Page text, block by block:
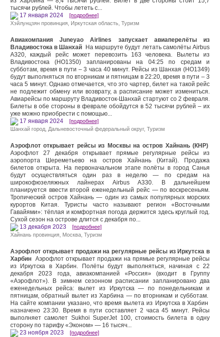
тысячи рублей. Чтобы лететь с...
17 января 2024 [подробнее]
Хэйлунцзян провинция Иркутская область Туризм
Авиакомпания Juneyao Airlines запускает авиаперелёты из
Владивостока в Шанхай На маршруте будут летать самолёты Airbus
А320, каждый рейс может перевозить 163 человека. Вылеты из
Владивостока (НО1350) запланированы на 04:25 по средам и
субботам, время в пути – 3 часа 40 минут. Рейсы из Шанхая (НО1349)
будут выполняться по вторникам и пятницам в 22:20, время в пути – 3
часа 5 минут. Однако отмечается, что это чартер, билет на такой рейс
не подлежит обмену или возврату, а расписание может измениться.
Авиарейсы по маршруту Владивосток-Шанхай стартуют со 2 февраля.
Билеты в обе стороны в феврале обойдутся в 52 тысячи рублей – их
уже можно приобрести с помощью...
17 января 2024 [подробнее]
Шанхай город Дальневосточный федеральный округ, Туризм
Аэрофлот открывает рейсы из Москвы на остров Хайнань (КНР)
Аэрофлот 27 декабря открывает прямые регулярные рейсы из
аэропорта Шереметьево на остров Хайнань (Китай). Продажа
билетов открыта. На первоначальном этапе полёты в город Санья
будут осуществляться один раз в неделю — по средам на
широкофюзеляжных лайнерах Airbus A330. В дальнейшем
планируется ввести второй еженедельный рейс — по воскресеньям.
Тропический остров Хайнань — один из самых популярных морских
курортов Китая. Туристы часто называют регион «Восточными
Гавайями»: тёплая и комфортная погода держится здесь круглый год.
Сухой сезон на острове длится с декабря по...
13 декабря 2023 [подробнее]
Хайнань провинция Москва Туризм
Аэрофлот открывает продажи на регулярные рейсы из Иркутска в
Харбин Аэрофлот открывает продажи на прямые регулярные рейсы
из Иркутска в Харбин. Полёты будут выполняться, начиная с 22
декабря 2023 года, авиакомпанией «Россия» (входит в Группу
«Аэрофлот»). В зимнем сезонном расписании запланировано два
еженедельных рейса: вылет из Иркутска — по понедельникам и
пятницам, обратный вылет из Харбина — по вторникам и субботам.
На сайте компании указано, что время вылета из Иркутска в Харбин
назначено 23:30. Время в пути составляет 2 часа 45 минут. Рейсы
выполняет самолет Sukhoi SuperJet 100, стоимость билета в одну
сторону по тарифу «Эконом» — 16 тысяч...
23 ноября 2023 [подробнее]